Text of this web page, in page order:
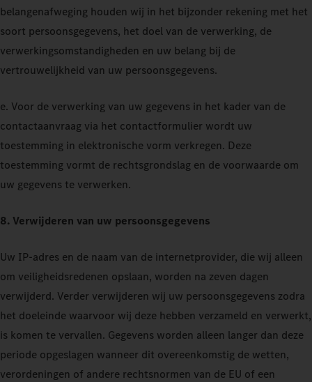
belangenafweging houden wij in het bijzonder rekening met het
soort persoonsgegevens, het doel van de verwerking, de
verwerkingsomstandigheden en uw belang bij de
vertrouwelijkheid van uw persoonsgegevens.
e. Voor de verwerking van uw gegevens in het kader van de
contactaanvraag via het contactformulier wordt uw
toestemming in elektronische vorm verkregen. Deze
toestemming vormt de rechtsgrondslag en de voorwaarde om
uw gegevens te verwerken.
8. Verwijderen van uw persoonsgegevens
Uw IP-adres en de naam van de internetprovider, die wij alleen
om veiligheidsredenen opslaan, worden na zeven dagen
verwijderd. Verder verwijderen wij uw persoonsgegevens zodra
het doeleinde waarvoor wij deze hebben verzameld en verwerkt,
is komen te vervallen. Gegevens worden alleen langer dan deze
periode opgeslagen wanneer dit overeenkomstig de wetten,
verordeningen of andere rechtsnormen van de EU of een